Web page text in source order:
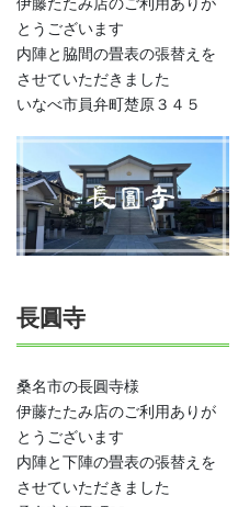
伊藤たたみ店のご利用ありが
とうございます
内陣と脇間の畳表の張替えを
させていただきました
いなべ市員弁町楚原３４５
長圓寺
桑名市の長圓寺様
伊藤たたみ店のご利用ありが
とうございます
内陣と下陣の畳表の張替えを
させていただきました